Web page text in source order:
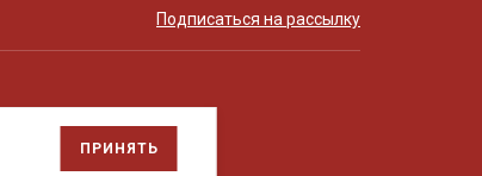
ПРИНЯТЬ
Подписаться на рассылку